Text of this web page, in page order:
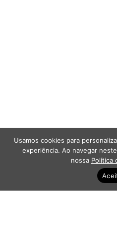
Usamos cookies para
experiência. Ao navegar
nossa Política